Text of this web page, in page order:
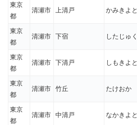
東京
都
清瀬市 上清戸 かみきよと
東京
都
清瀬市 下宿 したじゅく
東京
都
清瀬市 下清戸 しもきよと
東京
都
清瀬市 竹丘 たけおか
東京
都
清瀬市 中清戸 なかきよと